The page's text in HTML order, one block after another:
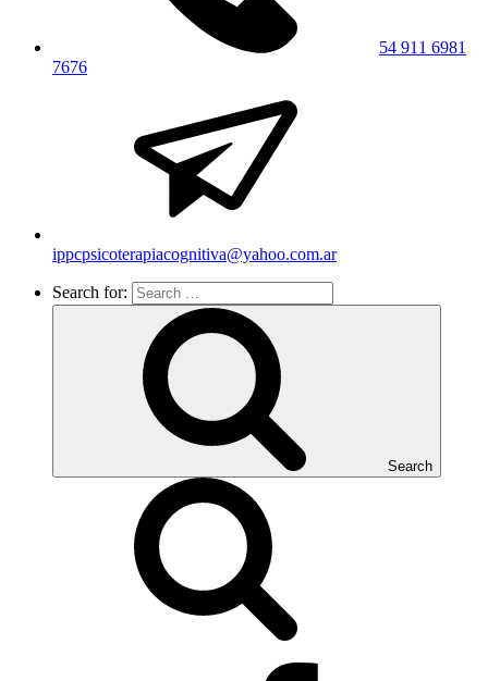
54 911 6981
7676
ippcpsicoterapiacognitiva@yahoo.com.ar
Search for:
Search